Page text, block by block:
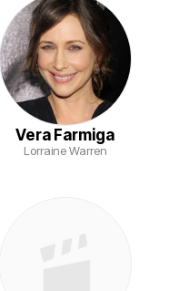
Vera Farmiga
Lorraine Warren